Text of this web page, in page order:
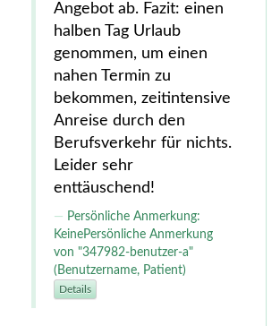
Angebot ab. Fazit: einen
halben Tag Urlaub
genommen, um einen
nahen Termin zu
bekommen, zeitintensive
Anreise durch den
Berufsverkehr für nichts.
Leider sehr
enttäuschend!
Persönliche Anmerkung:
KeinePersönliche Anmerkung
von "347982-benutzer-a"
(Benutzername, Patient)
Details